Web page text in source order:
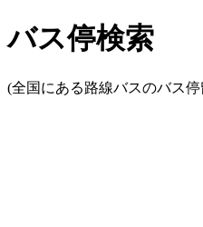
バス停検索
(全国にある路線バスのバス